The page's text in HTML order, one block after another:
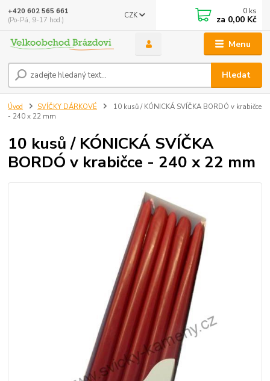
Menu
CZK
Hledat
+420 602 565 661
(Po-Pá, 9-17 hod.)
0 ks
za 0,00 Kč
Úvod SVÍČKY DÁRKOVÉ
10 kusů / KÓNICKÁ SVÍČKA BORDÓ v krabičce
- 240 x 22 mm
10 kusů / KÓNICKÁ SVÍČKA
BORDÓ v krabičce - 240 x 22 mm